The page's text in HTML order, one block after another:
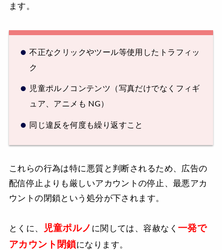
ます。
不正なクリックやツール等使用したトラフィッ
ク
児童ポルノコンテンツ（写真だけでなくフィギ
ュア、アニメも NG）
同じ違反を何度も繰り返すこと
これらの行為は特に悪質と判断されるため、広告の
配信停止よりも厳しいアカウントの停止、最悪アカ
ウントの閉鎖という処分が下されます。
とくに、 児童ポルノ に関しては、容赦なく 一発で
アカウント閉鎖になります。